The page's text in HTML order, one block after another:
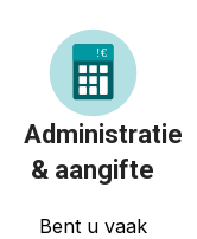
€
!
Administratie
& aangifte
Bent u vaak